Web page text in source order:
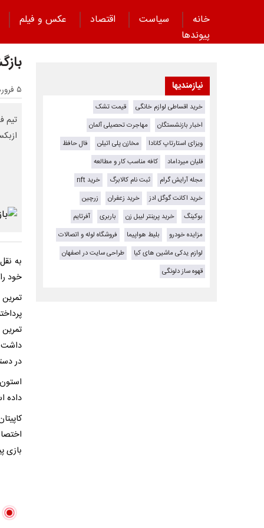
خانه سیاست اقتصاد
عکس و فیلم
پیوند‌ها
۵ فروردین ۱۴۰۴ - ۱۸:۲۹
تیم
به
خود
در
داده
بازی
نیازمندیها
خرید اقساطی لوازم خانگی
قیمت تشک
اخبار بازنشستگان
مهاجرت تحصیلی آلمان
ویزای استارتاپ کانادا
مخازن پلی اتیلن
فال حافظ
قلیان میرداماد
کافه مناسب کار و مطالعه
مجله آرایش گرام
ثبت نام کالابرگ
خرید nft
خرید اکانت گوگل ادز
خرید زعفران
زرچین
بوکینگ
خرید پرینتر لیبل زن باربری
آفرتایم
مزایده خودرو
بلیط هواپیما
فروشگاه لوله و اتصالات
لوازم یدکی ماشین های کیا
طراحی سایت در اصفهان
قهوه ساز دلونگی